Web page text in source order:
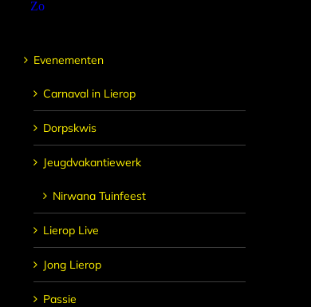
Evenementen
Carnaval in Lierop
Dorpskwis
Jeugdvakantiewerk
Nirwana Tuinfeest
Lierop Live
Jong Lierop
Passie